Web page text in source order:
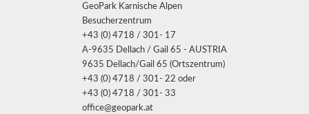
GeoPark Karnische Alpen
Besucherzentrum
+43 (0) 4718 / 301- 17
A-9635 Dellach / Gail 65 - AUSTRIA
9635 Dellach/Gail 65 (Ortszentrum)
+43 (0) 4718 / 301- 22 oder
+43 (0) 4718 / 301- 33
office@geopark.at